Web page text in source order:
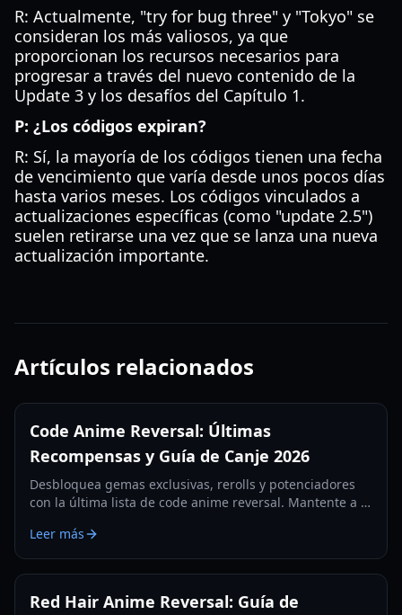
R: Actualmente, "try for bug three" y "Tokyo" se
consideran los más valiosos, ya que
proporcionan los recursos necesarios para
progresar a través del nuevo contenido de la
Update 3 y los desafíos del Capítulo 1.
P: ¿Los códigos expiran?
R: Sí, la mayoría de los códigos tienen una fecha
de vencimiento que varía desde unos pocos días
hasta varios meses. Los códigos vinculados a
actualizaciones específicas (como "update 2.5")
suelen retirarse una vez que se lanza una nueva
actualización importante.
Artículos relacionados
Code Anime Reversal: Últimas
Recompensas y Guía de Canje 2026
Desbloquea gemas exclusivas, rerolls y potenciadores
con la última lista de code anime reversal. Mantente a la
completa de canje.
Leer más
Red Hair Anime Reversal: Guía de